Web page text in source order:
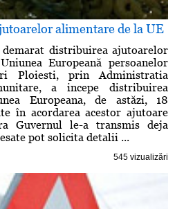
alimentare de la UE
distribuirea ajutoarelor
Europeană persoanelor
Ploiesti, prin Administratia
a incepe distribuirea
Europeana, de astăzi, 18
în acordarea acestor ajutoare
Guvernul le-a transmis deja
pot solicita detalii ...
545 vizualizări